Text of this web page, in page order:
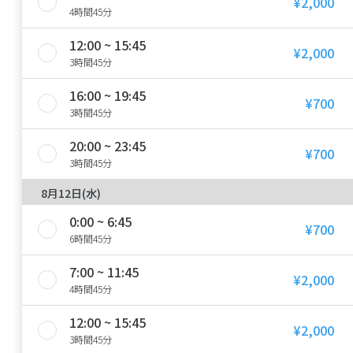
4時間45分
12:00 ~ 15:45
3時間45分 ¥2,000
16:00 ~ 19:45
3時間45分 ¥700
20:00 ~ 23:45
3時間45分 ¥700
8月12日(水)
0:00 ~ 6:45
6時間45分 ¥700
7:00 ~ 11:45
4時間45分 ¥2,000
12:00 ~ 15:45
3時間45分 ¥2,000